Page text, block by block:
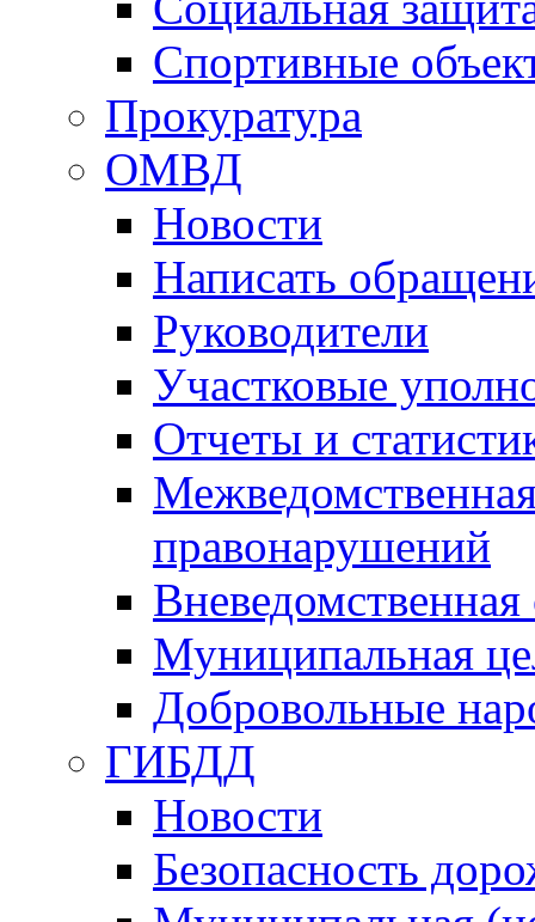
Спортивные
Прокуратура
ОМВД
Новости
Написать
Руководители
Участковые
Отчеты и
правонарушений
Вневедомственная
Муниципальная
Добровольные
ГИБДД
Новости
Безопасность